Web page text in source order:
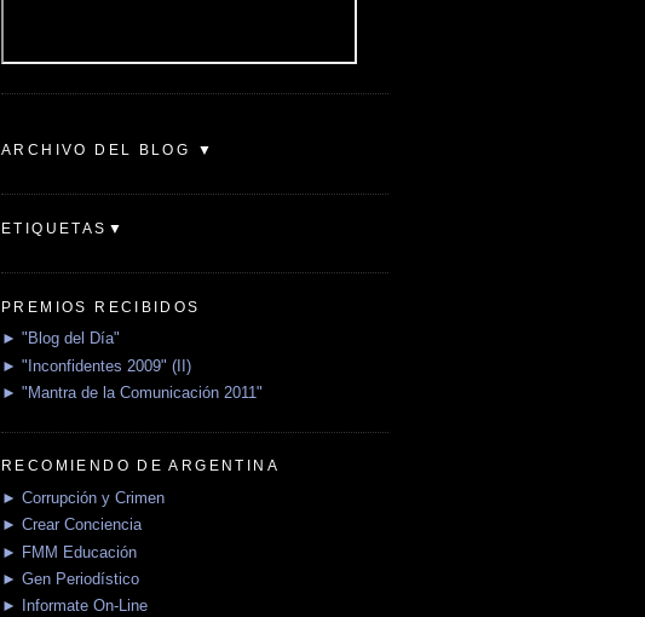
ARCHIVO DEL BLOG ▼
ETIQUETAS▼
PREMIOS RECIBIDOS
► "Blog del Día"
► "Inconfidentes 2009" (II)
► "Mantra de la Comunicación 2011"
RECOMIENDO DE ARGENTINA
► Corrupción y Crimen
► Crear Conciencia
► FMM Educación
► Gen Periodístico
► Informate On-Line